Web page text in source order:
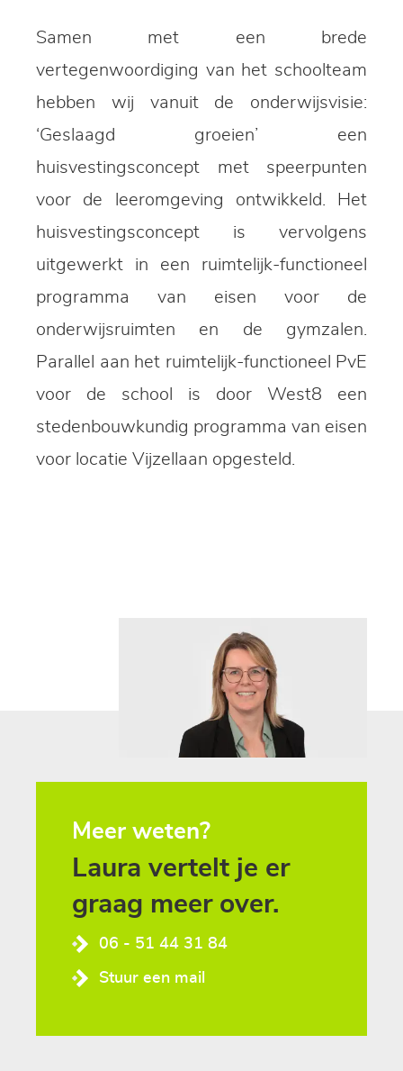
Samen met een brede
vertegenwoordiging van het schoolteam
hebben wij vanuit de onderwijsvisie:
‘Geslaagd groeien’ een
huisvestingsconcept met speerpunten
voor de leeromgeving ontwikkeld. Het
huisvestingsconcept is vervolgens
uitgewerkt in een ruimtelijk-functioneel
programma van eisen voor de
onderwijsruimten en de gymzalen.
Parallel aan het ruimtelijk-functioneel PvE
voor de school is door West8 een
stedenbouwkundig programma van eisen
voor locatie Vijzellaan opgesteld.
Meer weten?
Laura vertelt je er
graag meer over.
06 - 51 44 31 84
Stuur een mail